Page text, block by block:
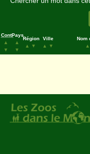
Cont.
▲
▼
Pays
▲
▼
Région
▲
▼
Ville
▲
▼
Nom
▲